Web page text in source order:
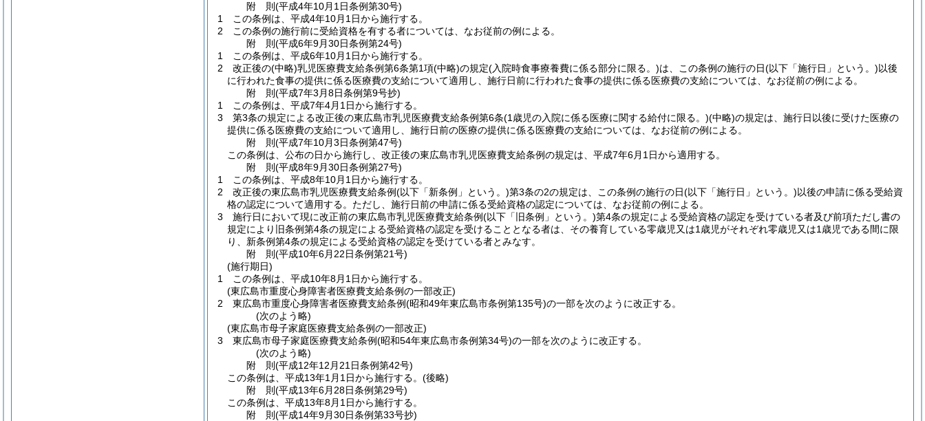
附 則(平成4年10月1日条例第30号)
1
この条例は、平成4年10月1日から施行する。
2
この条例の施行前に受給資格を有する者については、なお従前の例による。
附 則(平成6年9月30日条例第24号)
1
この条例は、平成6年10月1日から施行する。
2
改正後の(中略)乳児医療費支給条例第6条第1項(中略)の規定(入院時食事療養費に係る部分に限る。)は、この条例の施行の日(以下「施行日」という。)以後
に行われた食事の提供に係る医療費の支給について適用し、施行日前に行われた食事の提供に係る医療費の支給については、なお従前の例による。
附 則(平成7年3月8日条例第9号抄)
1
この条例は、平成7年4月1日から施行する。
3
第3条の規定による改正後の東広島市乳児医療費支給条例第6条(1歳児の入院に係る医療に関する給付に限る。)(中略)の規定は、施行日以後に受けた医療の
提供に係る医療費の支給について適用し、施行日前の医療の提供に係る医療費の支給については、なお従前の例による。
附 則(平成7年10月3日条例第47号)
この条例は、公布の日から施行し、改正後の東広島市乳児医療費支給条例の規定は、平成7年6月1日から適用する。
附 則(平成8年9月30日条例第27号)
1
この条例は、平成8年10月1日から施行する。
2
改正後の東広島市乳児医療費支給条例(以下「新条例」という。)第3条の2の規定は、この条例の施行の日(以下「施行日」という。)以後の申請に係る受給資
格の認定について適用する。 ただし、施行日前の申請に係る受給資格の認定については、なお従前の例による。
3
施行日において現に改正前の東広島市乳児医療費支給条例(以下「旧条例」という。)第4条の規定による受給資格の認定を受けている者及び前項ただし書の
規定により旧条例第4条の規定による受給資格の認定を受けることとなる者は、その養育している零歳児又は1歳児がそれぞれ零歳児又は1歳児である間に限
り、新条例第4条の規定による受給資格の認定を受けている者とみなす。
附 則(平成10年6月22日条例第21号)
(施行期日)
1
この条例は、平成10年8月1日から施行する。
(東広島市重度心身障害者医療費支給条例の一部改正)
2
東広島市重度心身障害者医療費支給条例(昭和49年東広島市条例第135号)の一部を次のように改正する。
(次のよう略)
(東広島市母子家庭医療費支給条例の一部改正)
3
東広島市母子家庭医療費支給条例(昭和54年東広島市条例第34号)の一部を次のように改正する。
(次のよう略)
附 則(平成12年12月21日条例第42号)
この条例は、平成13年1月1日から施行する。 (後略)
附 則(平成13年6月28日条例第29号)
この条例は、平成13年8月1日から施行する。
附 則(平成14年9月30日条例第33号抄)